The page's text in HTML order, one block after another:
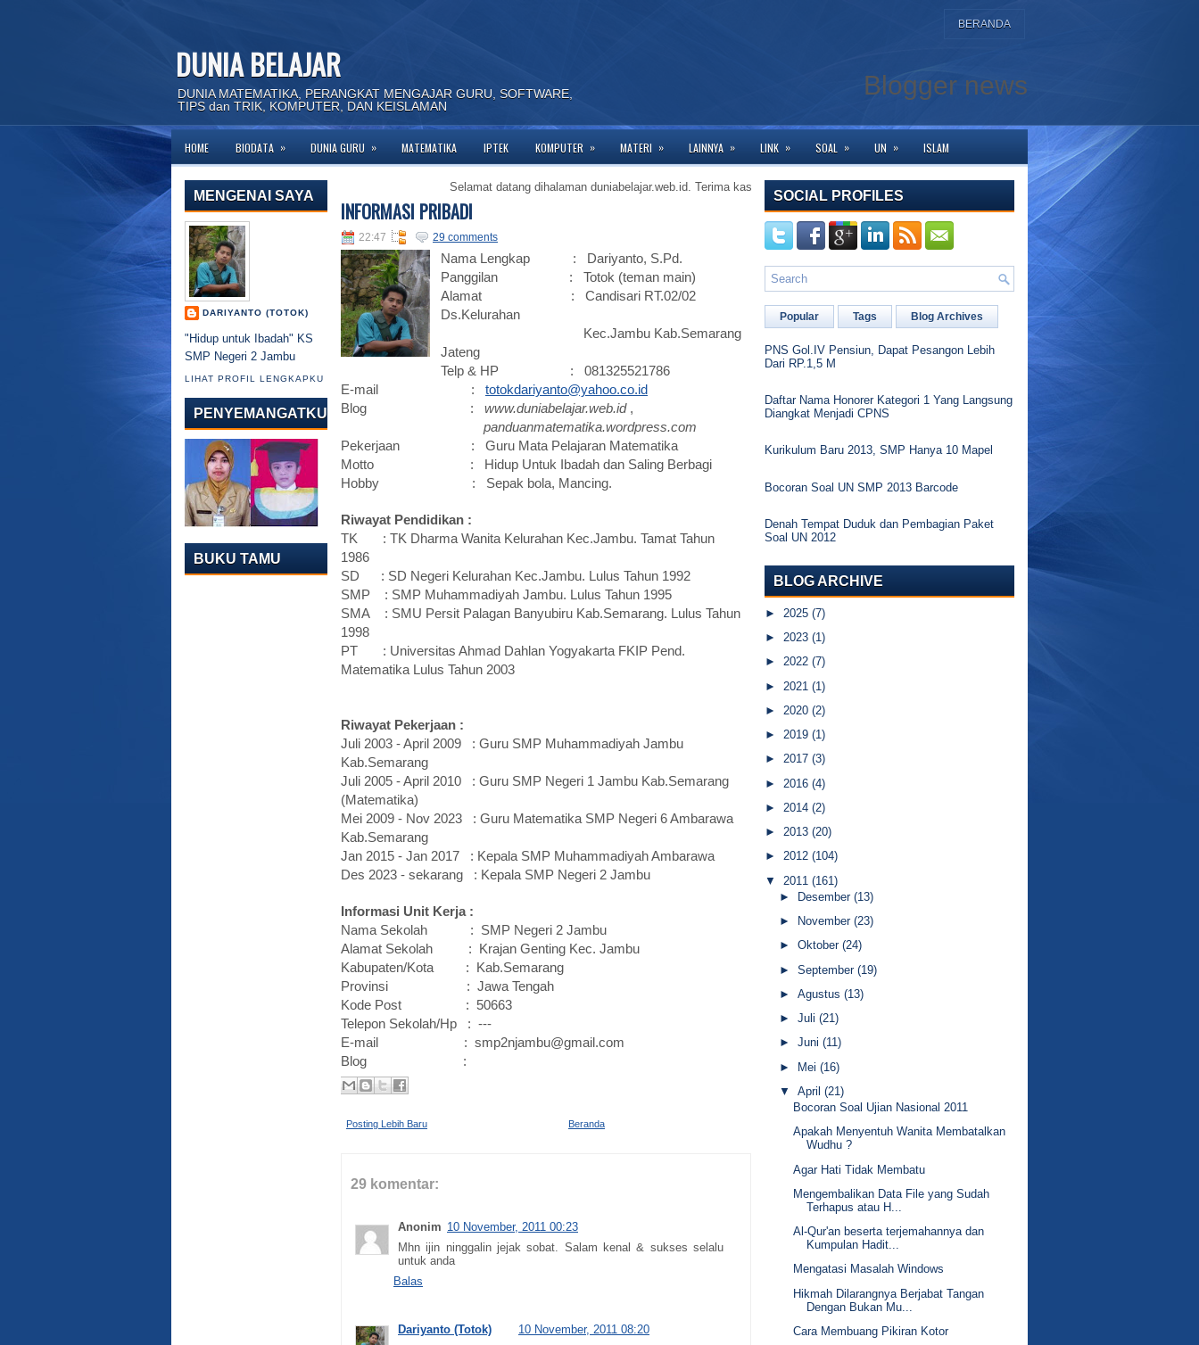
BERANDA
DUNIA BELAJAR
DUNIA MATEMATIKA, PERANGKAT MENGAJAR GURU, SOFTWARE,
TIPS dan TRIK, KOMPUTER, DAN KEISLAMAN
Blogger news
HOME BIODATA » DUNIA GURU » MATEMATIKA IPTEK KOMPUTER » MATERI » LAINNYA » LINK » SOAL » UN » ISLAM
MENGENAI SAYA
DARIYANTO (TOTOK)
"Hidup untuk Ibadah" KS
SMP Negeri 2 Jambu
LIHAT PROFIL LENGKAPKU
PENYEMANGATKU
BUKU TAMU
Selamat datang dihalaman duniabelajar.web.id. Terima kasih telah berkunjung ke halaman ini. Bagi yang membutuhkan bantuan silahkan hubungi kami
INFORMASI PRIBADI
22:47 29 comments
Nama Lengkap : Dariyanto, S.Pd.
Panggilan : Totok (teman main)
Alamat : Candisari RT.02/02
Ds.Kelurahan
Kec.Jambu Kab.Semarang
Jateng
Telp & HP : 081325521786
E-mail : totokdariyanto@yahoo.co.id
Blog : www.duniabelajar.web.id,
panduanmatematika.wordpress.com
Pekerjaan : Guru Mata Pelajaran Matematika
Motto : Hidup Untuk Ibadah dan Saling Berbagi
Hobby : Sepak bola, Mancing.
Riwayat Pendidikan :
TK : TK Dharma Wanita Kelurahan Kec.Jambu. Tamat Tahun
1986
SD : SD Negeri Kelurahan Kec.Jambu. Lulus Tahun 1992
SMP : SMP Muhammadiyah Jambu. Lulus Tahun 1995
SMA : SMU Persit Palagan Banyubiru Kab.Semarang. Lulus Tahun
1998
PT : Universitas Ahmad Dahlan Yogyakarta FKIP Pend.
Matematika Lulus Tahun 2003
Riwayat Pekerjaan :
Juli 2003 - April 2009 : Guru SMP Muhammadiyah Jambu
Kab.Semarang
Juli 2005 - April 2010 : Guru SMP Negeri 1 Jambu Kab.Semarang
(Matematika)
Mei 2009 - Nov 2023 : Guru Matematika SMP Negeri 6 Ambarawa
Kab.Semarang
Jan 2015 - Jan 2017 : Kepala SMP Muhammadiyah Ambarawa
Des 2023 - sekarang : Kepala SMP Negeri 2 Jambu
Informasi Unit Kerja :
Nama Sekolah : SMP Negeri 2 Jambu
Alamat Sekolah : Krajan Genting Kec. Jambu
Kabupaten/Kota : Kab.Semarang
Provinsi : Jawa Tengah
Kode Post : 50663
Telepon Sekolah/Hp : ---
E-mail : smp2njambu@gmail.com
Blog :
Posting Lebih Baru Beranda
29 komentar:
Anonim 10 November, 2011 00:23
Mhn ijin ninggalin jejak sobat. Salam kenal & sukses selalu
untuk anda
Balas
Dariyanto (Totok)
10 November, 2011 08:20
SOCIAL PROFILES
Popular Tags Blog Archives
PNS Gol.IV Pensiun, Dapat Pesangon Lebih
Dari RP.1,5 M
Daftar Nama Honorer Kategori 1 Yang Langsung
Diangkat Menjadi CPNS
Kurikulum Baru 2013, SMP Hanya 10 Mapel
Bocoran Soal UN SMP 2013 Barcode
Denah Tempat Duduk dan Pembagian Paket
Soal UN 2012
BLOG ARCHIVE
► 2025 (7)
► 2023 (1)
► 2022 (7)
► 2021 (1)
► 2020 (2)
► 2019 (1)
► 2017 (3)
► 2016 (4)
► 2014 (2)
► 2013 (20)
► 2012 (104)
▼
2011 (161)
►
Desember (13)
►
November (23)
► Oktober (24)
► September (19)
► Agustus (13)
► Juli (21)
► Juni (11)
► Mei (16)
▼
April (21)
Bocoran Soal Ujian Nasional 2011
Apakah Menyentuh Wanita Membatalkan
Wudhu ?
Agar Hati Tidak Membatu
Mengembalikan Data File yang Sudah
Terhapus atau H...
Al-Qur'an beserta terjemahannya dan
Kumpulan Hadit...
Mengatasi Masalah Windows
Hikmah Dilarangnya Berjabat Tangan
Dengan Bukan Mu...
Cara Membuang Pikiran Kotor